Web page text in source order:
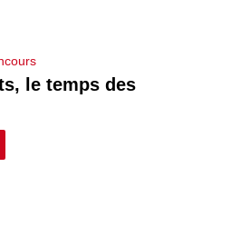
le temps des